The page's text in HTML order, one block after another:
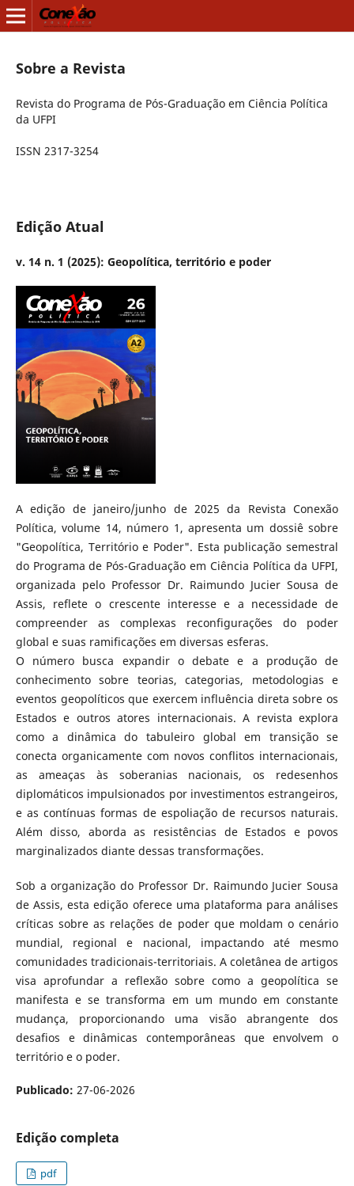
Sobre a Revista
Revista do Programa de Pós-Graduação em Ciência Política
da UFPI
ISSN 2317-3254
Edição Atual
v. 14 n. 1 (2025): Geopolítica, território e poder
A edição de janeiro/junho de 2025 da Revista Conexão
Política, volume 14, número 1, apresenta um dossiê sobre
"Geopolítica, Território e Poder". Esta publicação semestral
do Programa de Pós-Graduação em Ciência Política da UFPI,
organizada pelo Professor Dr. Raimundo Jucier Sousa de
Assis, reflete o crescente interesse e a necessidade de
compreender as complexas reconfigurações do poder
global e suas ramificações em diversas esferas.
O número busca expandir o debate e a produção de
conhecimento sobre teorias, categorias, metodologias e
eventos geopolíticos que exercem influência direta sobre os
Estados e outros atores internacionais. A revista explora
como a dinâmica do tabuleiro global em transição se
conecta organicamente com novos conflitos internacionais,
as ameaças às soberanias nacionais, os redesenhos
diplomáticos impulsionados por investimentos estrangeiros,
e as contínuas formas de espoliação de recursos naturais.
Além disso, aborda as resistências de Estados e povos
marginalizados diante dessas transformações.
Sob a organização do Professor Dr. Raimundo Jucier Sousa
de Assis, esta edição oferece uma plataforma para análises
críticas sobre as relações de poder que moldam o cenário
mundial, regional e nacional, impactando até mesmo
comunidades tradicionais-territoriais. A coletânea de artigos
visa aprofundar a reflexão sobre como a geopolítica se
manifesta e se transforma em um mundo em constante
mudança, proporcionando uma visão abrangente dos
desafios e dinâmicas contemporâneas que envolvem o
território e o poder.
Publicado: 27-06-2026
Edição completa
pdf